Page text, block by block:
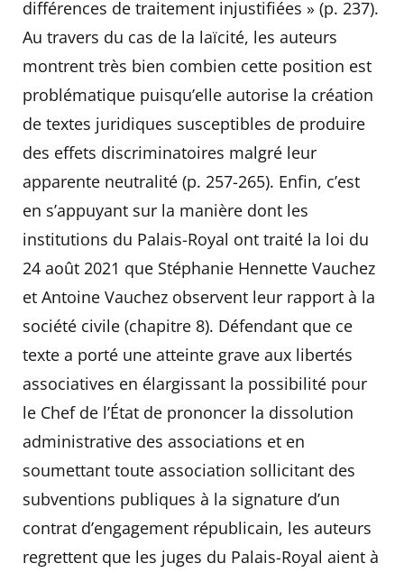
différences de traitement injustifiées » (p. 237).
Au travers du cas de la laïcité, les auteurs
montrent très bien combien cette position est
problématique puisqu’elle autorise la création
de textes juridiques susceptibles de produire
des effets discriminatoires malgré leur
apparente neutralité (p. 257-265). Enfin, c’est
en s’appuyant sur la manière dont les
institutions du Palais-Royal ont traité la loi du
24 août 2021 que Stéphanie Hennette Vauchez
et Antoine Vauchez observent leur rapport à la
société civile (chapitre 8). Défendant que ce
texte a porté une atteinte grave aux libertés
associatives en élargissant la possibilité pour
le Chef de l’État de prononcer la dissolution
administrative des associations et en
soumettant toute association sollicitant des
subventions publiques à la signature d’un
contrat d’engagement républicain, les auteurs
regrettent que les juges du Palais-Royal aient à